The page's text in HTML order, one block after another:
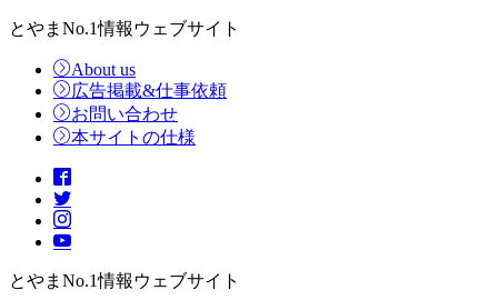
とやまNo.1情報ウェブサイト
About us
広告掲載&仕事依頼
お問い合わせ
本サイトの仕様
とやまNo.1情報ウェブサイト